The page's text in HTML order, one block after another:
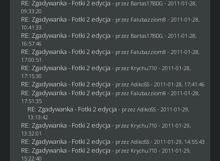
RE: Zgadywanka - Fotki 2 edycja - przez Bartas17BDG - 2011-01-28,
09:33:20
RE: Zgadywanka - Fotki 2 edycja - przez Falubazziom8 - 2011-01-28,
10:41:33
RE: Zgadywanka - Fotki 2 edycja - przez Bartas17BDG - 2011-01-28,
16:57:46
RE: Zgadywanka - Fotki 2 edycja - przez Falubazziom8 - 2011-01-28,
17:00:51
RE: Zgadywanka - Fotki 2 edycja - przez Krychu710 - 2011-01-28,
17:15:30
RE: Zgadywanka - Fotki 2 edycja - przez AdikoSS - 2011-01-28, 17:41:46
RE: Zgadywanka - Fotki 2 edycja - przez Falubazziom8 - 2011-01-28,
17:51:35
RE: Zgadywanka - Fotki 2 edycja - przez AdikoSS - 2011-01-29,
13:13:42
RE: Zgadywanka - Fotki 2 edycja - przez Krychu710 - 2011-01-29,
13:32:01
RE: Zgadywanka - Fotki 2 edycja - przez AdikoSS - 2011-01-29, 14:55:43
RE: Zgadywanka - Fotki 2 edycja - przez Krychu710 - 2011-01-29,
15:22:40